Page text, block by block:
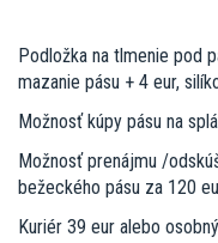
Podložka na tlmenie pod
mazanie pásu + 4 eur,
Možnosť kúpy pásu na
Možnosť prenájmu /
bežeckého pásu za 120
Kuriér 39 eur alebo